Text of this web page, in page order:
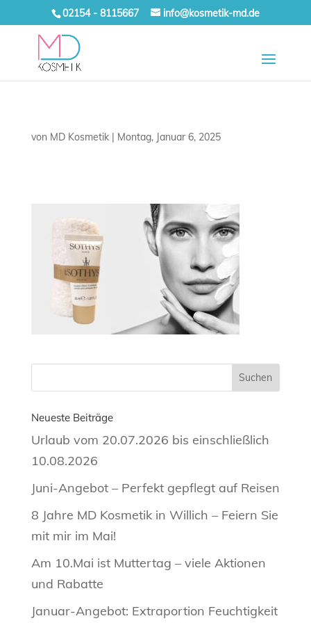
02154 - 8115667 info@kosmetik-md.de
von MD Kosmetik| Montag, Januar 6, 2025
Neueste Beiträge
Urlaub vom 20.07.2026 bis einschließlich
10.08.2026
Juni-Angebot – Perfekt gepflegt auf Reisen
8 Jahre MD Kosmetik in Willich – Feiern Sie
mit mir im Mai!
Am 10.Mai ist Muttertag – viele Aktionen
und Rabatte
Januar-Angebot: Extraportion Feuchtigkeit